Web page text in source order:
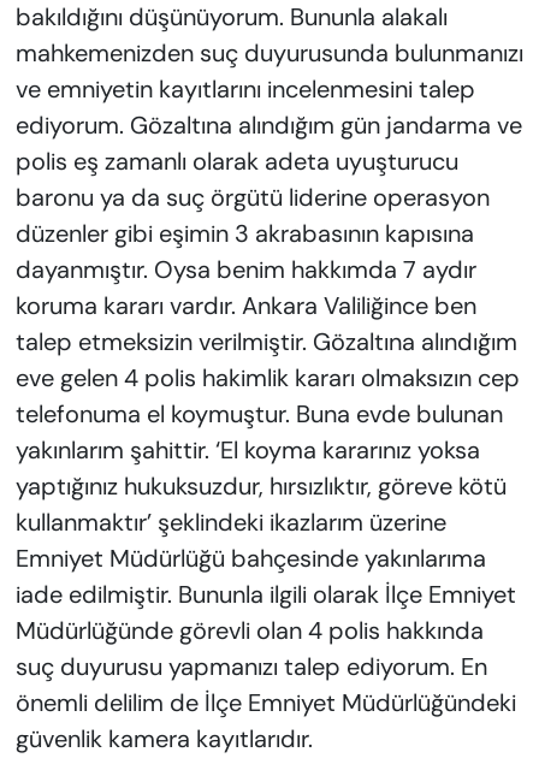
bakıldığını düşünüyorum. Bununla alakalı
mahkemenizden suç duyurusunda bulunmanızı
ve emniyetin kayıtlarını incelenmesini talep
ediyorum. Gözaltına alındığım gün jandarma ve
polis eş zamanlı olarak adeta uyuşturucu
baronu ya da suç örgütü liderine operasyon
düzenler gibi eşimin 3 akrabasının kapısına
dayanmıştır. Oysa benim hakkımda 7 aydır
koruma kararı vardır. Ankara Valiliğince ben
talep etmeksizin verilmiştir. Gözaltına alındığım
eve gelen 4 polis hakimlik kararı olmaksızın cep
telefonuma el koymuştur. Buna evde bulunan
yakınlarım şahittir. ‘El koyma kararınız yoksa
yaptığınız hukuksuzdur, hırsızlıktır, göreve kötü
kullanmaktır’ şeklindeki ikazlarım üzerine
Emniyet Müdürlüğü bahçesinde yakınlarıma
iade edilmiştir. Bununla ilgili olarak İlçe Emniyet
Müdürlüğünde görevli olan 4 polis hakkında
suç duyurusu yapmanızı talep ediyorum. En
önemli delilim de İlçe Emniyet Müdürlüğündeki
güvenlik kamera kayıtlarıdır.